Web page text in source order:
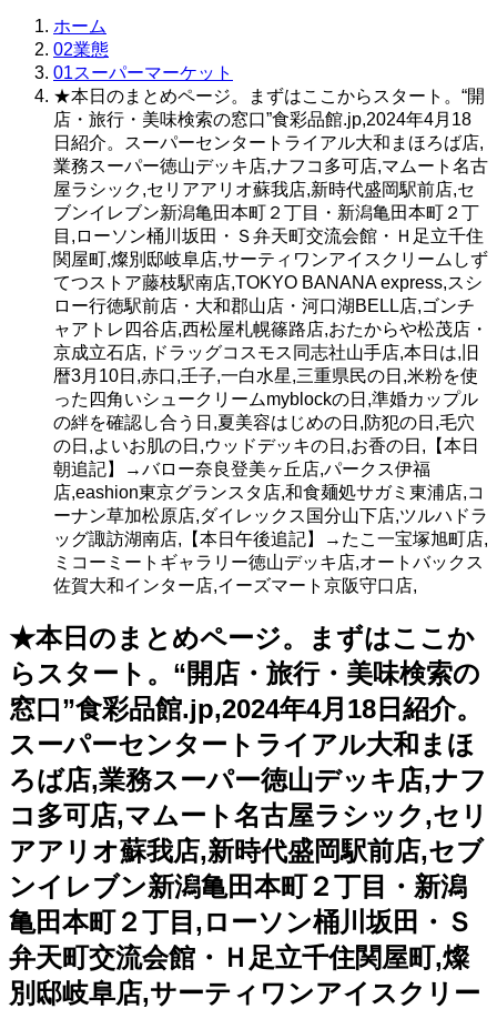
ホーム
02業態
01スーパーマーケット
★本日のまとめページ。まずはここからスタート。“開
店・旅行・美味検索の窓口”食彩品館.jp,2024年4月18
日紹介。スーパーセンタートライアル大和まほろば店,
業務スーパー徳山デッキ店,ナフコ多可店,マムート名古
屋ラシック,セリアアリオ蘇我店,新時代盛岡駅前店,セ
ブンイレブン新潟亀田本町２丁目・新潟亀田本町２丁
目,ローソン桶川坂田・Ｓ弁天町交流会館・Ｈ足立千住
関屋町,燦別邸岐阜店,サーティワンアイスクリームしず
てつストア藤枝駅南店,TOKYO BANANA express,スシ
ロー行徳駅前店・大和郡山店・河口湖BELL店,ゴンチ
ャアトレ四谷店,西松屋札幌篠路店,おたからや松茂店・
京成立石店, ドラッグコスモス同志社山手店,本日は,旧
暦3月10日,赤口,壬子,一白水星,三重県民の日,米粉を使
った四角いシュークリームmyblockの日,準婚カップル
の絆を確認し合う日,夏美容はじめの日,防犯の日,毛穴
の日,よいお肌の日,ウッドデッキの日,お香の日,【本日
朝追記】→バロー奈良登美ヶ丘店,パークス伊福
店,eashion東京グランスタ店,和食麺処サガミ東浦店,コ
ーナン草加松原店,ダイレックス国分山下店,ツルハドラ
ッグ諏訪湖南店,【本日午後追記】→たこ一宝塚旭町店,
ミコーミートギャラリー徳山デッキ店,オートバックス
佐賀大和インター店,イーズマート京阪守口店,
★本日のまとめページ。まずはここか
らスタート。“開店・旅行・美味検索の
窓口”食彩品館.jp,2024年4月18日紹介。
スーパーセンタートライアル大和まほ
ろば店,業務スーパー徳山デッキ店,ナフ
コ多可店,マムート名古屋ラシック,セリ
アアリオ蘇我店,新時代盛岡駅前店,セブ
ンイレブン新潟亀田本町２丁目・新潟
亀田本町２丁目,ローソン桶川坂田・Ｓ
弁天町交流会館・Ｈ足立千住関屋町,燦
別邸岐阜店,サーティワンアイスクリー